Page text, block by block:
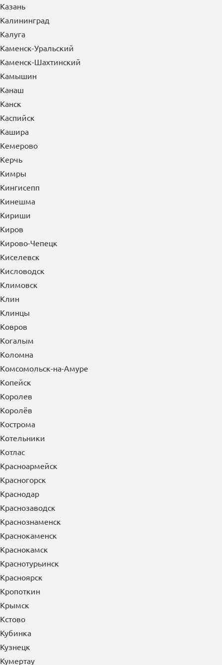
Казань
Калининград
Калуга
Каменск-Уральский
Каменск-Шахтинский
Камышин
Канаш
Канск
Каспийск
Кашира
Кемерово
Керчь
Кимры
Кингисепп
Кинешма
Кириши
Киров
Кирово-Чепецк
Киселевск
Кисловодск
Климовск
Клин
Клинцы
Ковров
Когалым
Коломна
Комсомольск-на-Амуре
Копейск
Королев
Королёв
Кострома
Котельники
Котлас
Красноармейск
Красногорск
Краснодар
Краснозаводск
Краснознаменск
Краснокаменск
Краснокамск
Краснотурьинск
Красноярск
Кропоткин
Крымск
Кстово
Кубинка
Кузнецк
Кумертау